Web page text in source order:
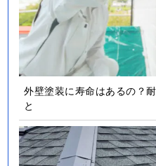
外壁塗装に寿命はあるの？
と